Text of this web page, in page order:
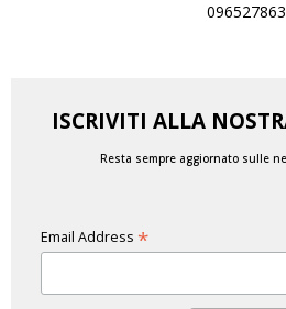
096527863
ISCRIVITI ALLA
Resta sempre aggiornato sulle
Email Address *